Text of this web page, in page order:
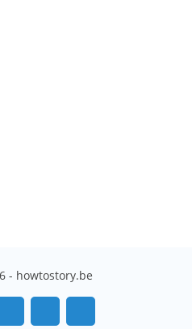
- howtostory.be